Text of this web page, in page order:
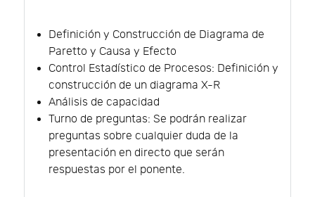
Definición y Construcción de Diagrama de
Paretto y Causa y Efecto
Control Estadístico de Procesos: Definición y
construcción de un diagrama X-R
Análisis de capacidad
Turno de preguntas: Se podrán realizar
preguntas sobre cualquier duda de la
presentación en directo que serán
respuestas por el ponente.